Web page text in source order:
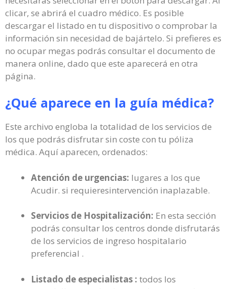
clicar, se abrirá el cuadro médico. Es posible
descargar el listado en tu dispositivo o comprobar la
información sin necesidad de bajártelo. Si prefieres es
no ocupar megas podrás consultar el documento de
manera online, dado que este aparecerá en otra
página.
¿Qué aparece en la guía médica?
Este archivo engloba la totalidad de los servicios de
los que podrás disfrutar sin coste con tu póliza
médica. Aquí aparecen, ordenados:
Atención de urgencias: lugares a los que
Acudir. si requieresintervención inaplazable.
Servicios de Hospitalización: En esta sección
podrás consultar los centros donde disfrutarás
de los servicios de ingreso hospitalario
preferencial .
Listado de especialistas : todos los